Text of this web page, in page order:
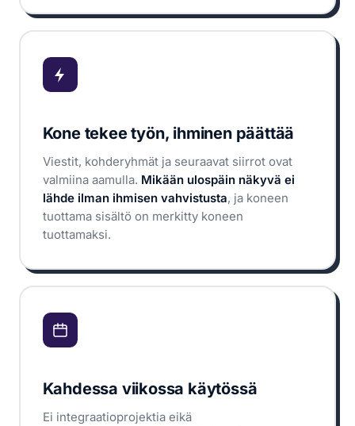
Kone tekee työn, ihminen päättää
Viestit, kohderyhmät ja seuraavat siirrot ovat
valmiina aamulla. Mikään ulospäin näkyvä ei
lähde ilman ihmisen vahvistusta, ja koneen
tuottama sisältö on merkitty koneen
tuottamaksi.
Kahdessa viikossa käytössä
Ei integraatioprojektia eikä